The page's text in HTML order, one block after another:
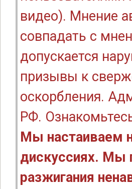
видео). Мнение
совпадать с
допускается
призывы к
оскорбления.
РФ.
Мы настаиваем
дискуссиях. Мы
разжигания